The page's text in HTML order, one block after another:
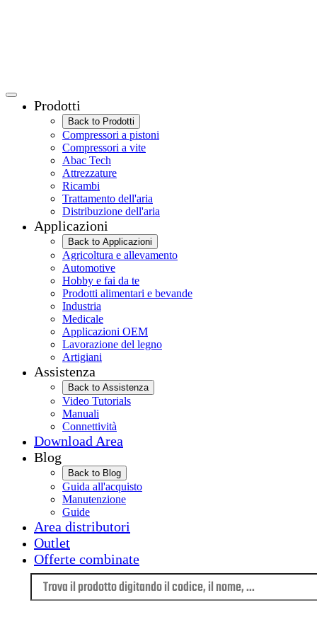
Prodotti
Back to Prodotti
Compressori a pistoni
Compressori a vite
Abac Tech
Attrezzature
Ricambi
Trattamento dell'aria
Distribuzione dell'aria
Applicazioni
Back to Applicazioni
Agricoltura e allevamento
Automotive
Hobby e fai da te
Prodotti alimentari e bevande
Industria
Medicale
Applicazioni OEM
Lavorazione del legno
Artigiani
Assistenza
Back to Assistenza
Video Tutorials
Manuali
Connettività
Download Area
Blog
Back to Blog
Guida all'acquisto
Manutenzione
Guide
Area distributori
Outlet
Offerte combinate